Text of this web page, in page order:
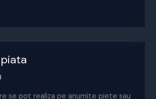
se pot realiza pe anumite piete sau